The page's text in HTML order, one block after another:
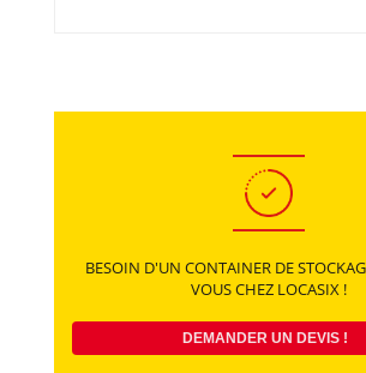
BESOIN D'UN CONTAINER DE
VOUS CHEZ LOCASIX !
DEMANDER UN DEVIS !